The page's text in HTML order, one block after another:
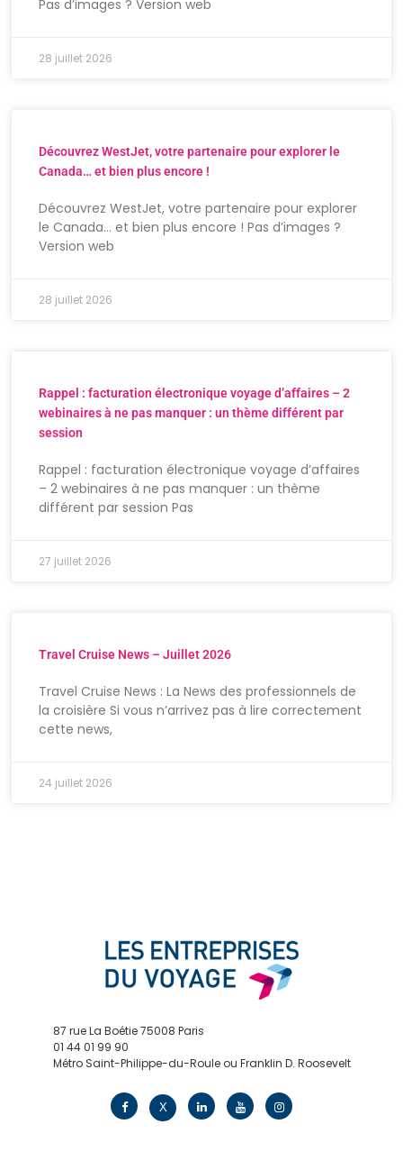
Pas d’images ? Version web
28 juillet 2026
Découvrez WestJet, votre partenaire pour explorer le
Canada… et bien plus encore !
Découvrez WestJet, votre partenaire pour explorer
le Canada… et bien plus encore ! Pas d’images ?
Version web
28 juillet 2026
Rappel : facturation électronique voyage d’affaires – 2
webinaires à ne pas manquer : un thème différent par
session
Rappel : facturation électronique voyage d’affaires
– 2 webinaires à ne pas manquer : un thème
différent par session Pas
27 juillet 2026
Travel Cruise News – Juillet 2026
Travel Cruise News : La News des professionnels de
la croisière Si vous n’arrivez pas à lire correctement
cette news,
24 juillet 2026
87 rue La Boétie 75008 Paris
01 44 01 99 90
Métro Saint-Philippe-du-Roule ou Franklin D. Roosevelt
X